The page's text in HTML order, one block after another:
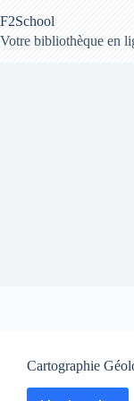
au
contenu
F2School
Votre bibliothèque en
Cartographie